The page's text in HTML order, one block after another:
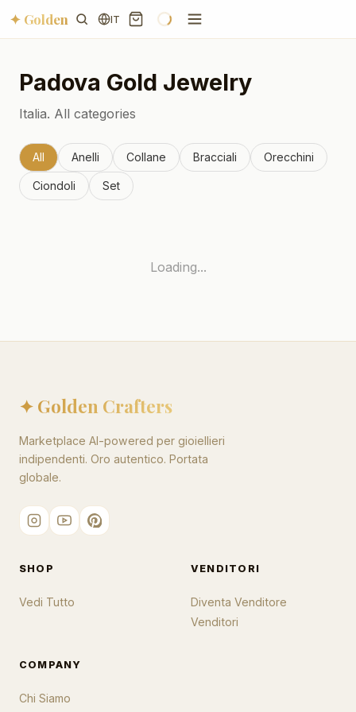
✦ Golden IT
Padova Gold Jewelry
Italia. All categories
All Anelli Collane Bracciali Orecchini
Ciondoli Set
Loading...
✦ Golden Crafters
Marketplace AI-powered per gioiellieri
indipendenti. Oro autentico. Portata
globale.
SHOP
Vedi Tutto
VENDITORI
Diventa Venditore
Venditori
COMPANY
Chi Siamo